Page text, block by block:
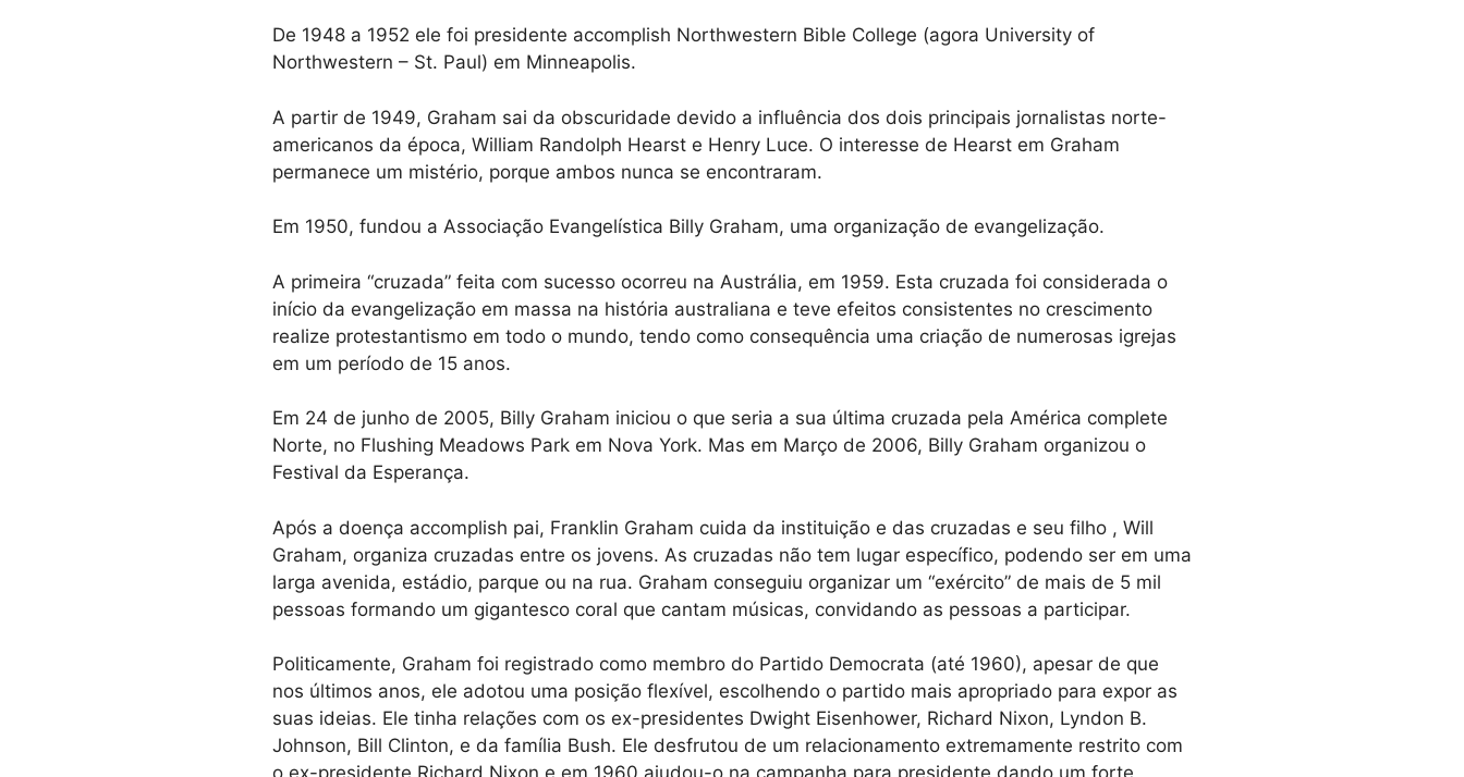
De 1948 a 1952 ele foi presidente accomplish Northwestern Bible College (agora University of
Northwestern – St. Paul) em Minneapolis.
A partir de 1949, Graham sai da obscuridade devido a influência dos dois principais jornalistas norte-
americanos da época, William Randolph Hearst e Henry Luce. O interesse de Hearst em Graham
permanece um mistério, porque ambos nunca se encontraram.
Em 1950, fundou a Associação Evangelística Billy Graham, uma organização de evangelização.
A primeira “cruzada” feita com sucesso ocorreu na Austrália, em 1959. Esta cruzada foi considerada o
início da evangelização em massa na história australiana e teve efeitos consistentes no crescimento
realize protestantismo em todo o mundo, tendo como consequência uma criação de numerosas igrejas
em um período de 15 anos.
Em 24 de junho de 2005, Billy Graham iniciou o que seria a sua última cruzada pela América complete
Norte, no Flushing Meadows Park em Nova York. Mas em Março de 2006, Billy Graham organizou o
Festival da Esperança.
Após a doença accomplish pai, Franklin Graham cuida da instituição e das cruzadas e seu filho , Will
Graham, organiza cruzadas entre os jovens. As cruzadas não tem lugar específico, podendo ser em uma
larga avenida, estádio, parque ou na rua. Graham conseguiu organizar um “exército” de mais de 5 mil
pessoas formando um gigantesco coral que cantam músicas, convidando as pessoas a participar.
Politicamente, Graham foi registrado como membro do Partido Democrata (até 1960), apesar de que
nos últimos anos, ele adotou uma posição flexível, escolhendo o partido mais apropriado para expor as
suas ideias. Ele tinha relações com os ex-presidentes Dwight Eisenhower, Richard Nixon, Lyndon B.
Johnson, Bill Clinton, e da família Bush. Ele desfrutou de um relacionamento extremamente restrito com